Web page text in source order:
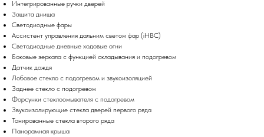
Интегрированные ручки дверей
Защита днища
Светодиодные фары
Ассистент управления дальним светом фар (iHBC)
Светодиодные дневные ходовые огни
Боковые зеркала с функцией складывания и подогревом
Датчик дождя
Лобовое стекло с подогревом и звукоизоляцией
Заднее стекло с подогревом
Форсунки стеклоомывателя с подогревом
Звукоизолирующие стекла дверей первого ряда
Тонированные стекла второго ряда
Панорамная крыша